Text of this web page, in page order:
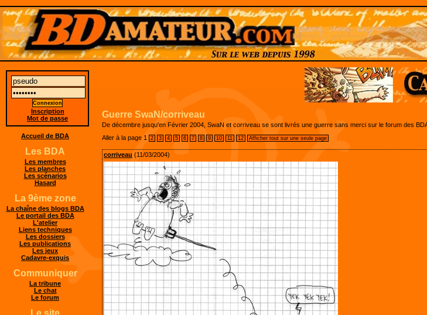
Guerre SwaN/corriveau
De décembre jusqu'en Février 2004, SwaN et corriveau se sont livrés une guerre sans merci sur le forum des
Aller à la page 1 2 3 4 5 6 7 8 9 10 11 12 Afficher tout sur une seule page
corriveau (11/03/2004)
Inscription
Mot de passe
Accueil de BDA
Les BDA
Les membres
Les planches
Les scénarios
Hasard
La 9ème zone
La chaîne des blogs BDA
Le portail des BDA
L'atelier
Liens techniques
Les dossiers
Les publications
Les jeux
Cadavre-exquis
Communiquer
La tribune
Le chat
Le forum